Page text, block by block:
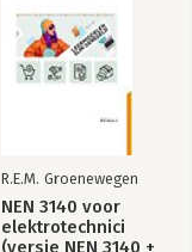
R.E.M. Groenewegen
NEN 3140 voor
elektrotechnici
(versie NEN 3140 +